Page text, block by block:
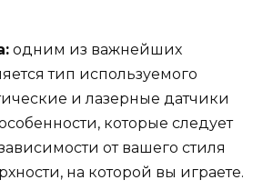
одним из важнейших
тип используемого
и лазерные датчики
которые следует
от вашего стиля
на которой вы играете.